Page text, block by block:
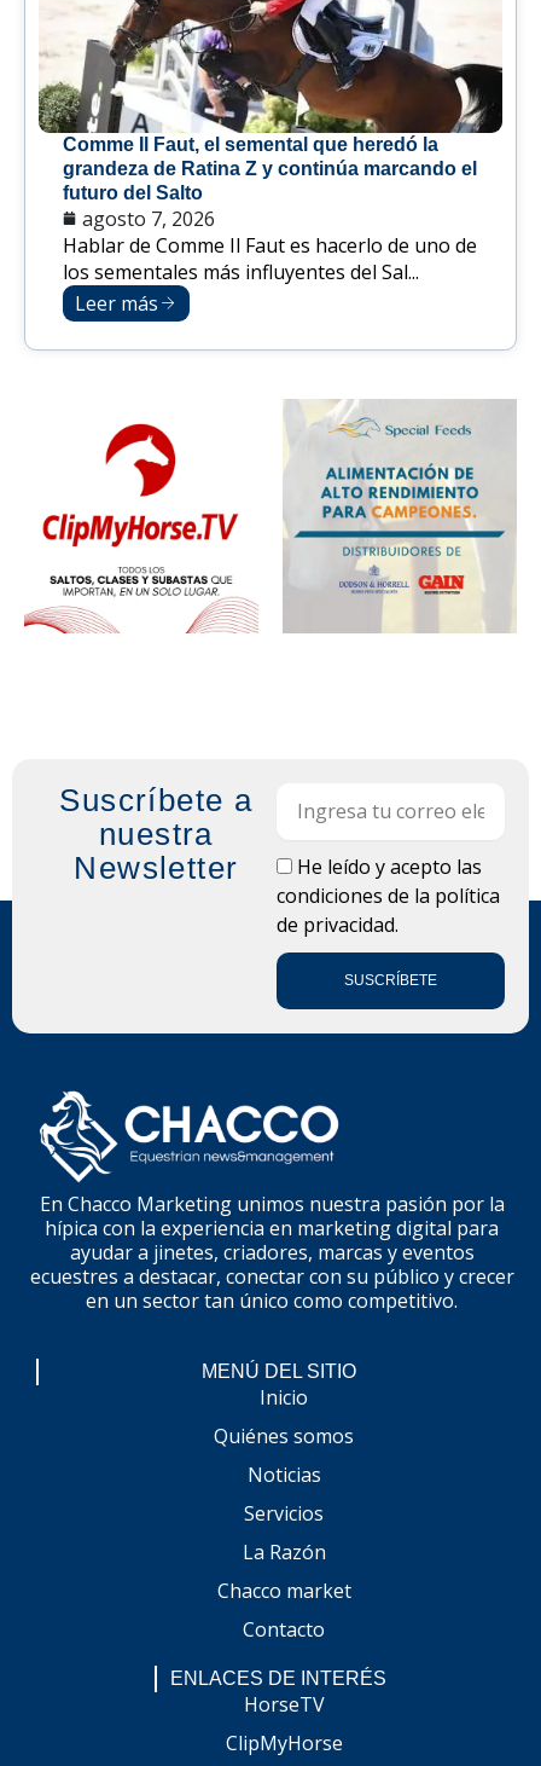
Comme Il Faut, el semental que heredó la
grandeza de Ratina Z y continúa marcando el
futuro del Salto
agosto 7, 2026
Hablar de Comme Il Faut es hacerlo de uno de
los sementales más influyentes del Sal...
Leer más
Suscríbete a
nuestra
Newsletter
LOPDHe leído y acepto las
condiciones de la política
de privacidad.
SUSCRÍBETE
En Chacco Marketing unimos nuestra pasión por la
hípica con la experiencia en marketing digital para
ayudar a jinetes, criadores, marcas y eventos
ecuestres a destacar, conectar con su público y crecer
en un sector tan único como competitivo.
MENÚ DEL SITIO
Inicio
Quiénes somos
Noticias
Servicios
La Razón
Chacco market
Contacto
ENLACES DE INTERÉS
HorseTV
ClipMyHorse